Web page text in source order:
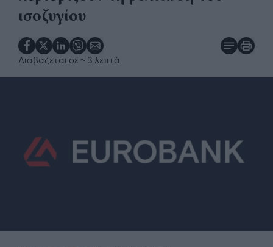
ισοζυγίου
Διαβάζεται σε ~ 3 λεπτά